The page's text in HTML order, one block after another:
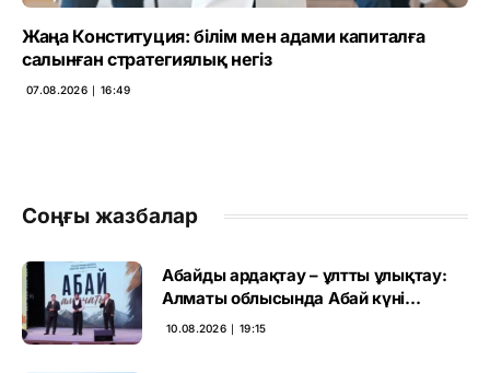
Жаңа Конституция: білім мен адами капиталға
салынған стратегиялық негіз
07.08.2026 ∣ 16:49
Соңғы жазбалар
Абайды ардақтау – ұлтты ұлықтау:
Алматы облысында Абай күні
аталып өтті
10.08.2026 ∣ 19:15